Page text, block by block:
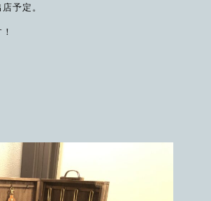
予定。